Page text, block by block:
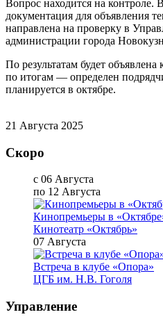
Вопрос находится на контроле.
документация для объявления
направлена на проверку в
администрации города
По результатам будет объявлена
по итогам — определен
планируется в октябре.
21 Августа 2025
Скоро
с 06 Августа
по 12 Августа
Кинопремьеры в
Кинотеатр «Октябрь»
07 Августа
Встреча в клубе «Опора»
ЦГБ им. Н.В. Гоголя
Управление